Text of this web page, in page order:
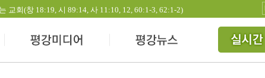
교회(창 18:19, 시 89:14, 사 11:10, 12, 60:1-3, 62:1-2)